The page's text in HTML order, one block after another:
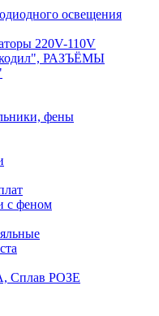
освещения
220V-110V
РАЗЪЁМЫ
фены
с феном
Сплав РОЗЕ